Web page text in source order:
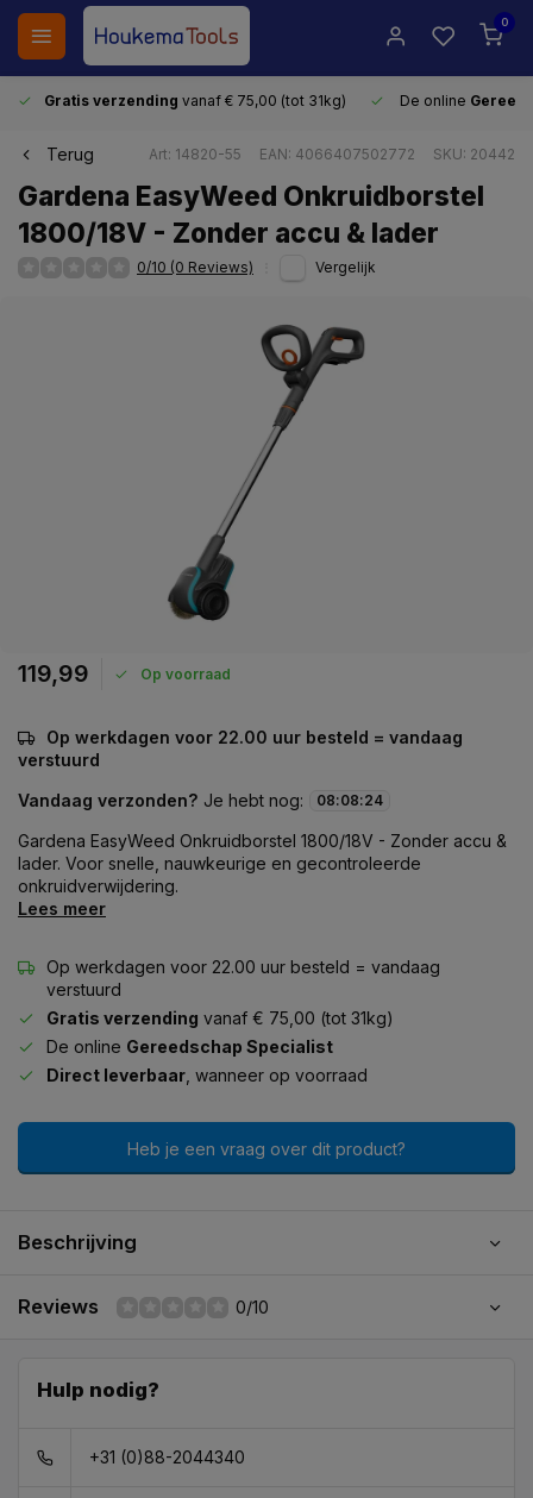
0
Gratis verzending vanaf € 75,00 (tot 31kg) De online
Terug Art: 14820-55 EAN: 4066407502772 SKU: 20442
Gardena EasyWeed Onkruidborstel
1800/18V - Zonder accu & lader
0/10 (0 Reviews) Vergelijk
119,99 Op voorraad
Op werkdagen voor 22.00 uur besteld = vandaag
verstuurd
Vandaag verzonden? Je hebt nog: 08:08:23
Gardena EasyWeed Onkruidborstel 1800/18V - Zonder accu &
lader. Voor snelle, nauwkeurige en gecontroleerde
onkruidverwijdering.
Lees meer
Op werkdagen voor 22.00 uur besteld = vandaag
verstuurd
Gratis verzending vanaf € 75,00 (tot 31kg)
De online Gereedschap Specialist
Direct leverbaar , wanneer op voorraad
Heb je een vraag over dit product?
Beschrijving
Reviews 0/10
Hulp nodig?
+31 (0)88-2044340